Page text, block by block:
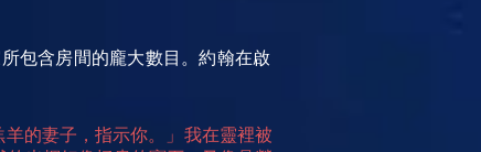
包含房間的龐大數目。約翰在啟
的妻子，指示你。」我在靈裡被